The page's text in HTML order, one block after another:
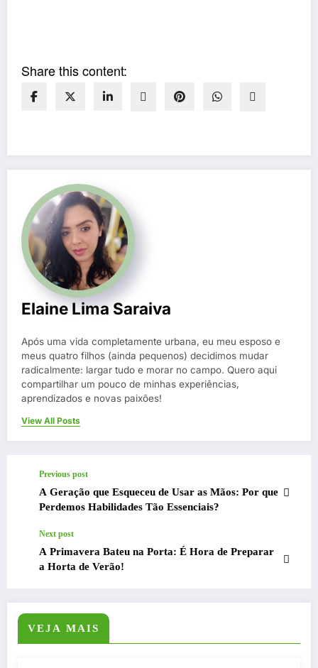
Share this content:
Elaine Lima Saraiva
Após uma vida completamente urbana, eu meu esposo e
meus quatro filhos (ainda pequenos) decidimos mudar
radicalmente: largar tudo e morar no campo. Quero aqui
compartilhar um pouco de minhas experiências,
aprendizados e novas paixões!
View All Posts
Previous post
A Geração que Esqueceu de Usar as Mãos: Por que
Perdemos Habilidades Tão Essenciais?
Next post
A Primavera Bateu na Porta: É Hora de Preparar
a Horta de Verão!
VEJA MAIS